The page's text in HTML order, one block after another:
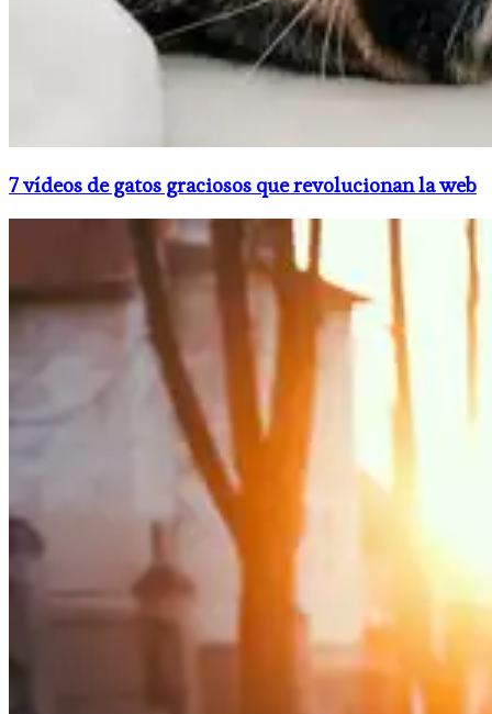
7 vídeos de gatos graciosos que revolucionan la web